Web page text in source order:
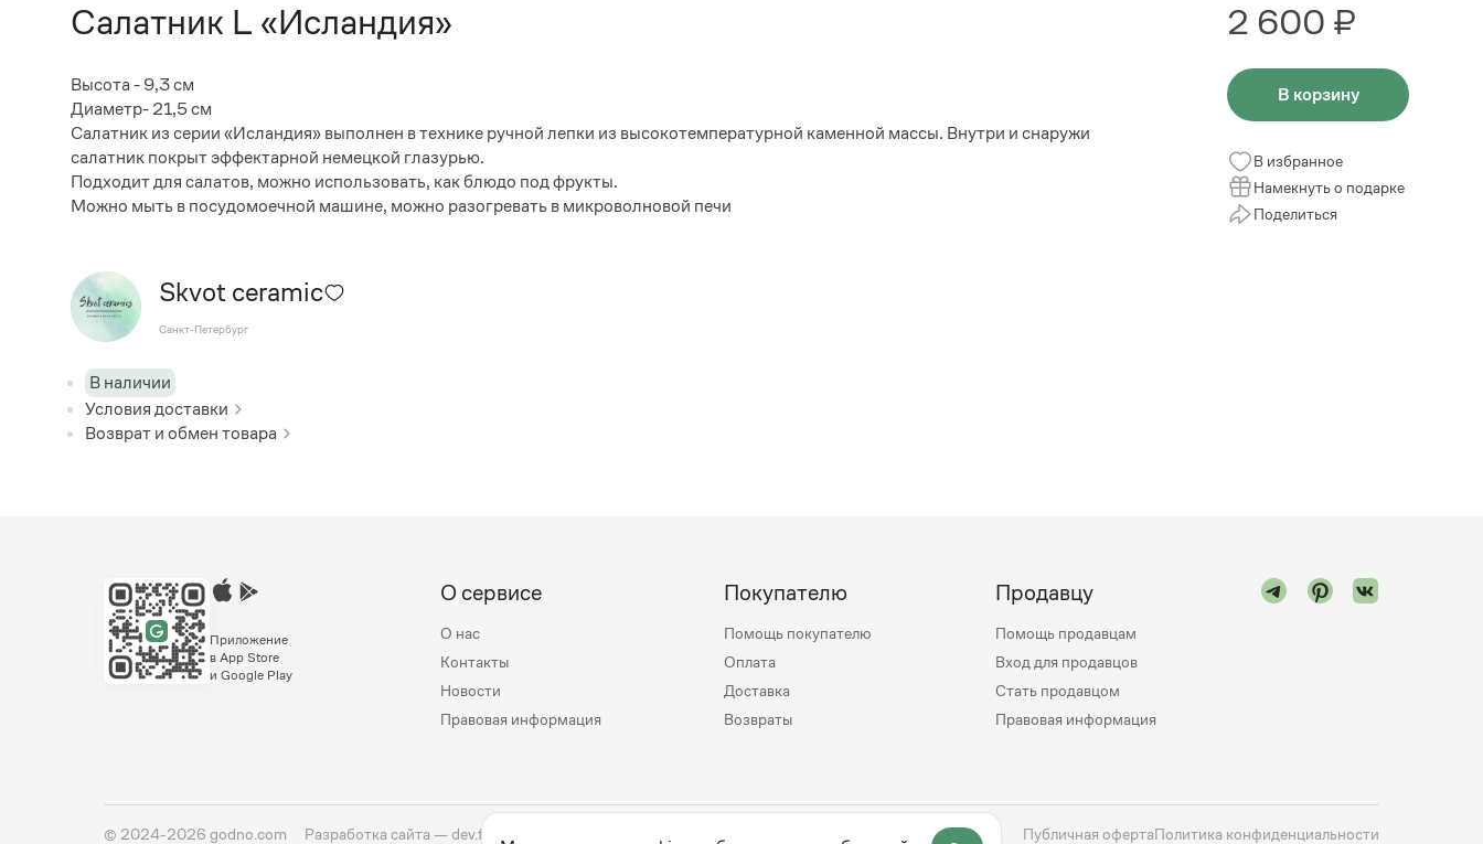
Салатник L «Исландия»
Высота - 9,3 см
Диаметр- 21,5 см
Салатник из серии «Исландия» выполнен в технике ручной лепки из высокотемпературной каменной массы. Внутри и снаружи
салатник покрыт эффектарной немецкой глазурью.
Подходит для салатов, можно использовать, как блюдо под фрукты.
Можно мыть в посудомоечной машине, можно разогревать в микроволновой печи
Skvot ceramic
Санкт-Петербург
В наличии
Условия доставки
Возврат и обмен товара
2 600 ₽
В корзину
В избранное
Намекнуть о подарке
Поделиться
Приложение
в App Store
и Google Play
О сервисе
О нас
Контакты
Новости
Правовая информация
Покупателю
Помощь покупателю
Оплата
Доставка
Возвраты
Продавцу
Помощь продавцам
Вход для продавцов
Стать продавцом
Правовая информация
© 2024-2026 godno.com Разработка сайта —dev.family Публичная офертаПолитика конфиденциальности